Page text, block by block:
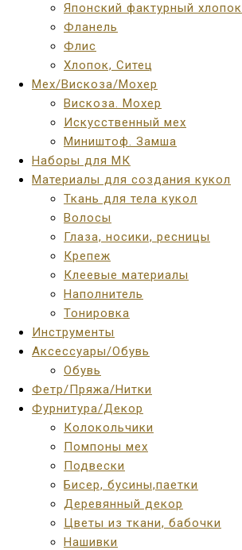
Японский фактурный хлопок
Фланель
Флис
Хлопок, Ситец
Мех/Вискоза/Мохер
Вискоза. Мохер
Искусственный мех
Миништоф. Замша
Наборы для МК
Материалы для создания кукол
Ткань для тела кукол
Волосы
Глаза, носики, ресницы
Крепеж
Клеевые материалы
Наполнитель
Тонировка
Инструменты
Аксессуары/Обувь
Обувь
Фетр/Пряжа/Нитки
Фурнитура/Декор
Колокольчики
Помпоны мех
Подвески
Бисер, бусины,паетки
Деревянный декор
Цветы из ткани, бабочки
Нашивки